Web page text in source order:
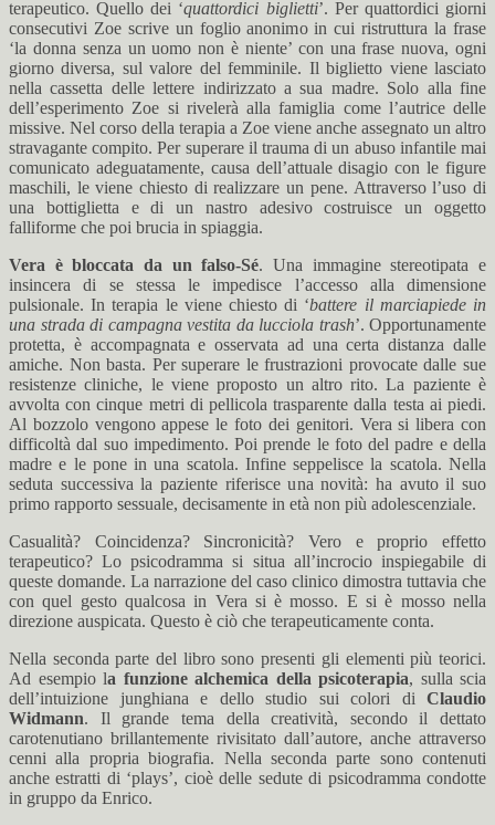
terapeutico. Quello dei ‘quattordici biglietti’. Per quattordici giorni
consecutivi Zoe scrive un foglio anonimo in cui ristruttura la frase
‘la donna senza un uomo non è niente’ con una frase nuova, ogni
giorno diversa, sul valore del femminile. Il biglietto viene lasciato
nella cassetta delle lettere indirizzato a sua madre. Solo alla fine
dell’esperimento Zoe si rivelerà alla famiglia come l’autrice delle
missive. Nel corso della terapia a Zoe viene anche assegnato un altro
stravagante compito. Per superare il trauma di un abuso infantile mai
comunicato adeguatamente, causa dell’attuale disagio con le figure
maschili, le viene chiesto di realizzare un pene. Attraverso l’uso di
una bottiglietta e di un nastro adesivo costruisce un oggetto
falliforme che poi brucia in spiaggia.
Vera è bloccata da un falso-Sé. Una immagine stereotipata e
insincera di se stessa le impedisce l’accesso alla dimensione
pulsionale. In terapia le viene chiesto di ‘battere il marciapiede in
una strada di campagna vestita da lucciola trash’. Opportunamente
protetta, è accompagnata e osservata ad una certa distanza dalle
amiche. Non basta. Per superare le frustrazioni provocate dalle sue
resistenze cliniche, le viene proposto un altro rito. La paziente è
avvolta con cinque metri di pellicola trasparente dalla testa ai piedi.
Al bozzolo vengono appese le foto dei genitori. Vera si libera con
difficoltà dal suo impedimento. Poi prende le foto del padre e della
madre e le pone in una scatola. Infine seppelisce la scatola. Nella
seduta successiva la paziente riferisce una novità: ha avuto il suo
primo rapporto sessuale, decisamente in età non più adolescenziale.
Casualità? Coincidenza? Sincronicità? Vero e proprio effetto
terapeutico? Lo psicodramma si situa all’incrocio inspiegabile di
queste domande. La narrazione del caso clinico dimostra tuttavia che
con quel gesto qualcosa in Vera si è mosso. E si è mosso nella
direzione auspicata. Questo è ciò che terapeuticamente conta.
Nella seconda parte del libro sono presenti gli elementi più teorici.
Ad esempio la funzione alchemica della psicoterapia, sulla scia
dell’intuizione junghiana e dello studio sui colori di Claudio
Widmann. Il grande tema della creatività, secondo il dettato
carotenutiano brillantemente rivisitato dall’autore, anche attraverso
cenni alla propria biografia. Nella seconda parte sono contenuti
anche estratti di ‘plays’, cioè delle sedute di psicodramma condotte
in gruppo da Enrico.